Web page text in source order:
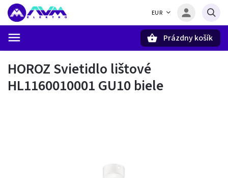
EUR
Prázdny košík
HOROZ Svietidlo lištové
HL1160010001 GU10 biele